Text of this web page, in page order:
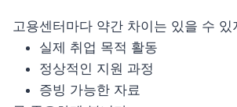
고용센터마다 약간 차이는 있을 수
실제 취업 목적 활동
정상적인 지원 과정
증빙 가능한 자료